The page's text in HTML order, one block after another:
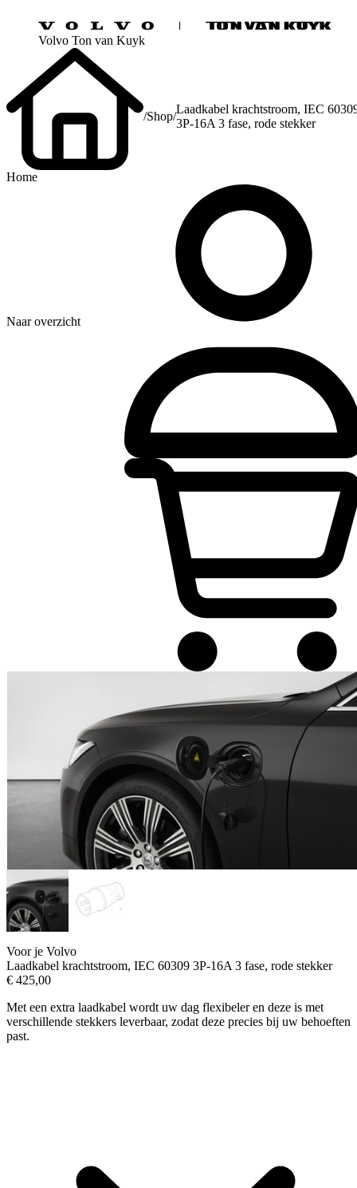
Volvo Ton van Kuyk
Home
/Shop/
Laadkabel krachtstroom, IEC
3P-16A 3 fase, rode stekker
Naar overzicht
Voor je Volvo
Laadkabel krachtstroom, IEC 60309 3P-16A 3 fase, rode stekker
€ 425,00
Met een extra laadkabel wordt uw dag flexibeler en deze is met
verschillende stekkers leverbaar, zodat deze precies bij uw behoeften
past.